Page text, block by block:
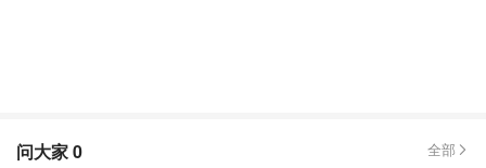
适合：腌桃子、腌制猪排
问大家0 全部